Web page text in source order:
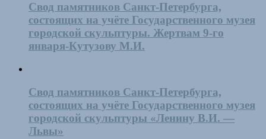
Свод памятников Санкт-Петербурга,
состоящих на учёте Государственного музея
городской скульптуры. Жертвам 9-го
января-Кутузову М.И.
Свод памятников Санкт-Петербурга,
состоящих на учёте Государственного музея
городской скульптуры «Ленину В.И. —
Львы»